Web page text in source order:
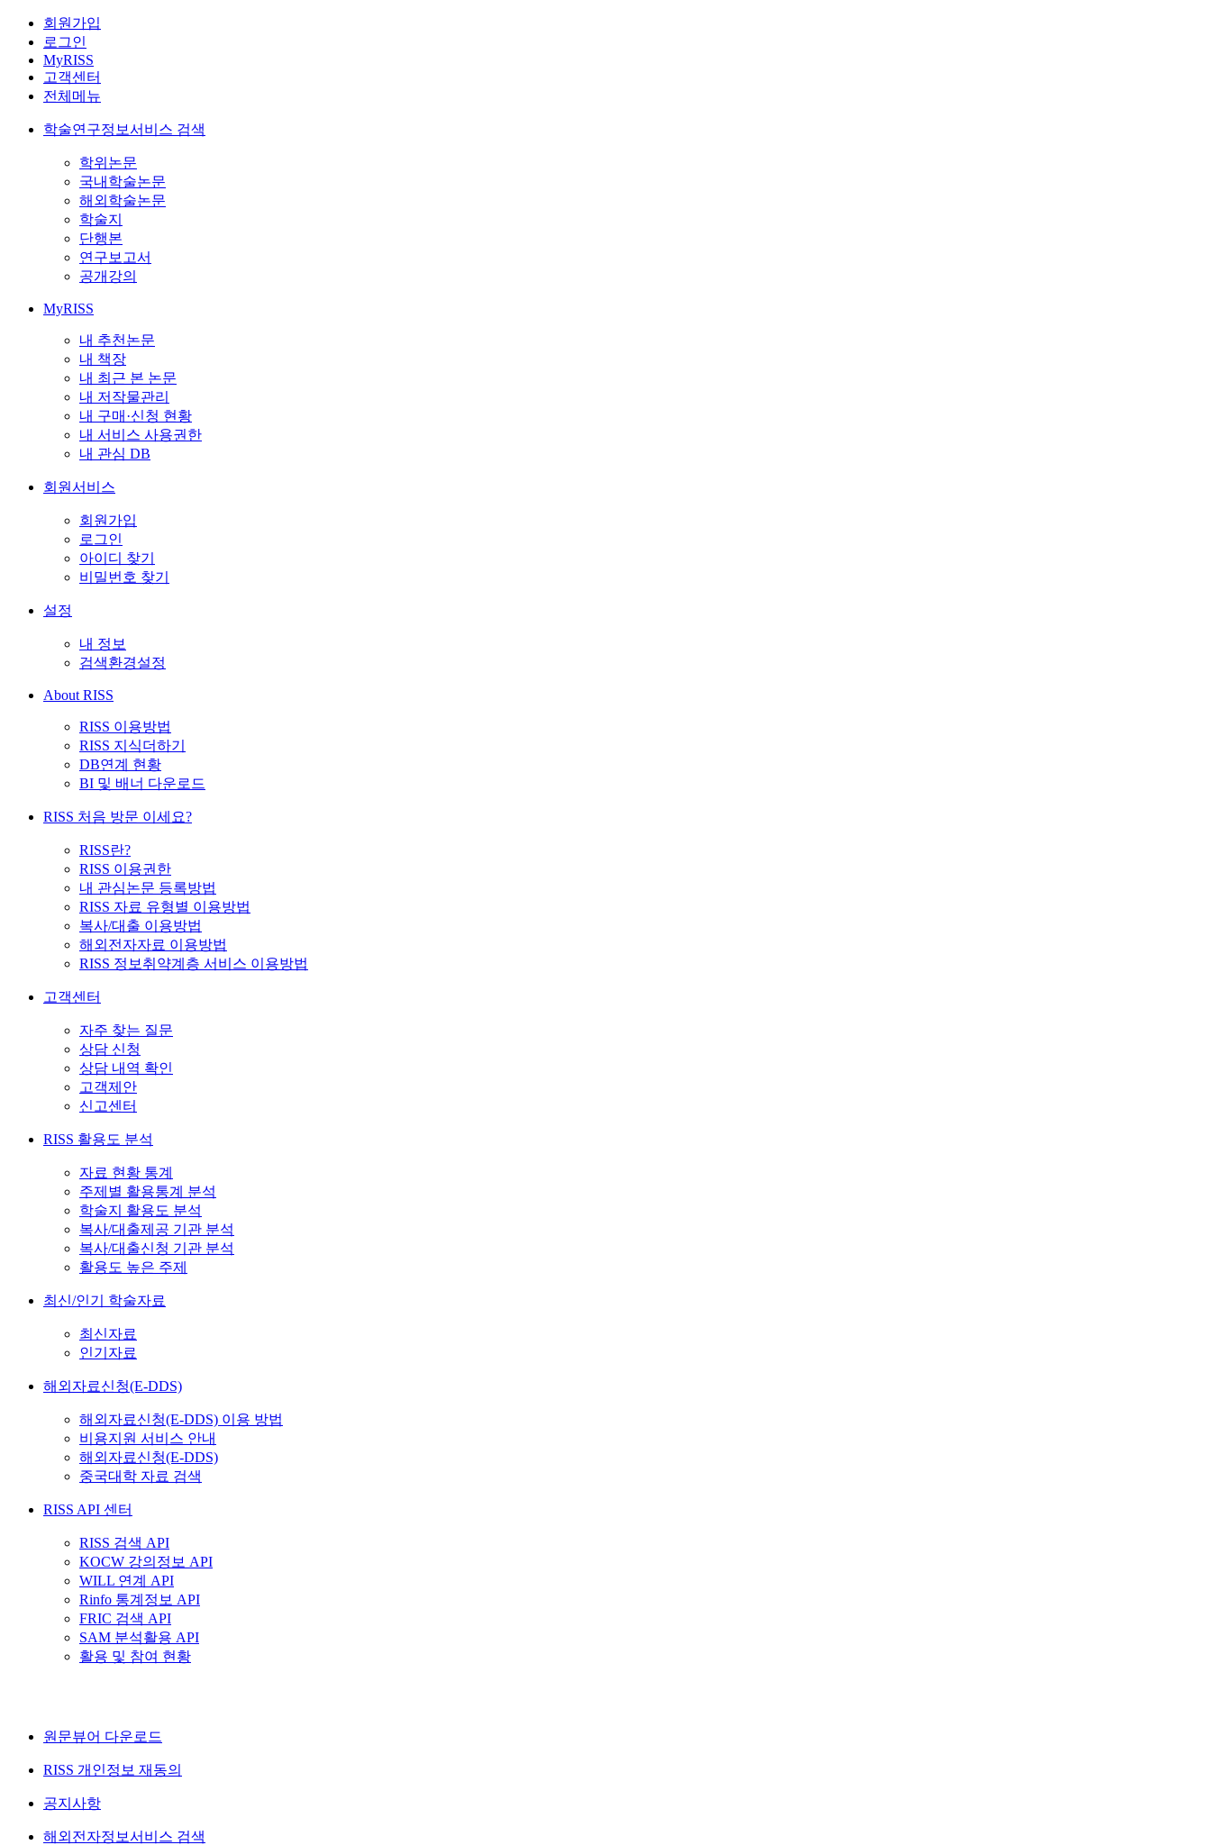
회원가입
로그인
MyRISS
고객센터
전체메뉴
학술연구정보서비스 검색
학위논문
국내학술논문
해외학술논문
학술지
단행본
연구보고서
공개강의
MyRISS
내 추천논문
내 책장
내 최근 본 논문
내 저작물관리
내 구매·신청 현황
내 서비스 사용권한
내 관심 DB
회원서비스
회원가입
로그인
아이디 찾기
비밀번호 찾기
설정
내 정보
검색환경설정
About RISS
RISS 이용방법
RISS 지식더하기
DB연계 현황
BI 및 배너 다운로드
RISS 처음 방문 이세요?
RISS란?
RISS 이용권한
내 관심논문 등록방법
RISS 자료 유형별 이용방법
복사/대출 이용방법
해외전자자료 이용방법
RISS 정보취약계층 서비스 이용방법
고객센터
자주 찾는 질문
상담 신청
상담 내역 확인
고객제안
신고센터
RISS 활용도 분석
자료 현황 통계
주제별 활용통계 분석
학술지 활용도 분석
복사/대출제공 기관 분석
복사/대출신청 기관 분석
활용도 높은 주제
최신/인기 학술자료
최신자료
인기자료
해외자료신청(E-DDS)
해외자료신청(E-DDS) 이용 방법
비용지원 서비스 안내
해외자료신청(E-DDS)
중국대학 자료 검색
RISS API 센터
RISS 검색 API
KOCW 강의정보 API
WILL 연계 API
Rinfo 통계정보 API
FRIC 검색 API
SAM 분석활용 API
활용 및 참여 현황
원문뷰어 다운로드
RISS 개인정보 재동의
공지사항
해외전자정보서비스 검색